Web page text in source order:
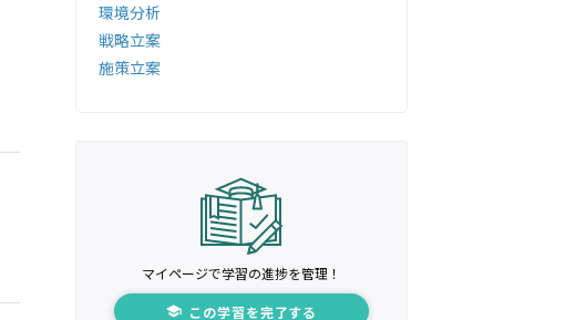
環境分析
戦略立案
施策立案
マイページで学習の進捗を管理！
この学習を完了する